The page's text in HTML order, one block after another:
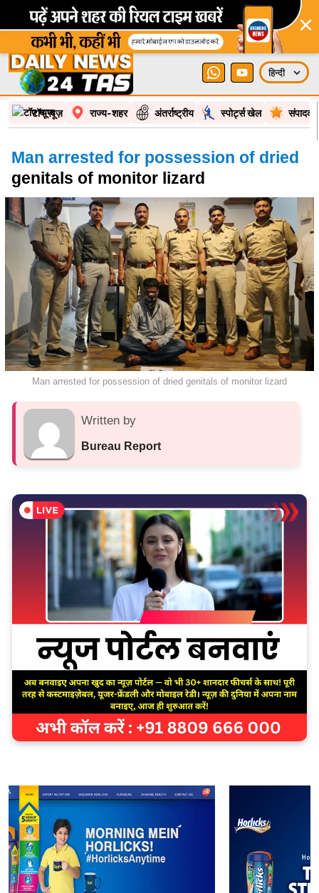
×
टॉप न्यूज़ राज्य-शहर अंतर्राष्ट्रीय स्पोर्ट्स खेल
Man arrested for possession of dried
genitals of monitor lizard
Man arrested for possession of dried genitals of monitor lizard
Written by
Bureau Report